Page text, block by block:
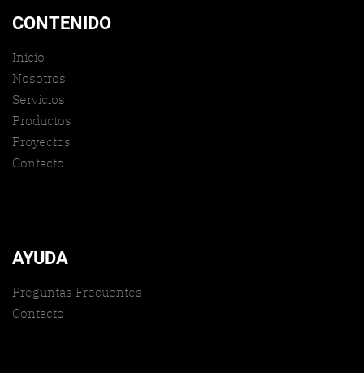
CONTENIDO
Inicio
Nosotros
Servicios
Productos
Proyectos
Contacto
AYUDA
Preguntas Frecuentes
Contacto